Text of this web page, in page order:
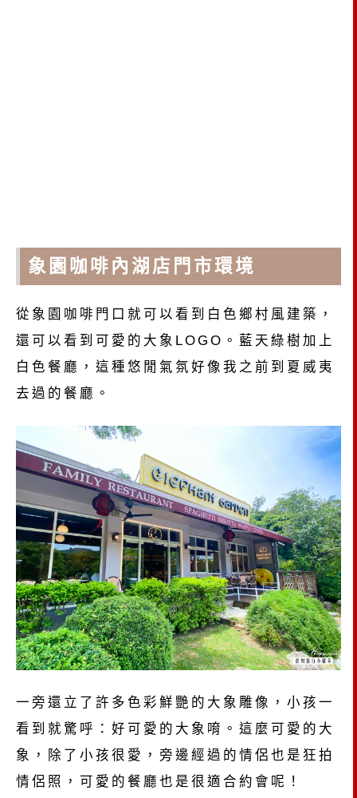
象園咖啡內湖店門市環境
從象園咖啡門口就可以看到白色鄉村風建築，
還可以看到可愛的大象LOGO。藍天綠樹加上
白色餐廳，這種悠閒氣氛好像我之前到夏威夷
去過的餐廳。
一旁還立了許多色彩鮮艷的大象雕像，小孩一
看到就驚呼：好可愛的大象唷。這麼可愛的大
象，除了小孩很愛，旁邊經過的情侶也是狂拍
情侶照，可愛的餐廳也是很適合約會呢！